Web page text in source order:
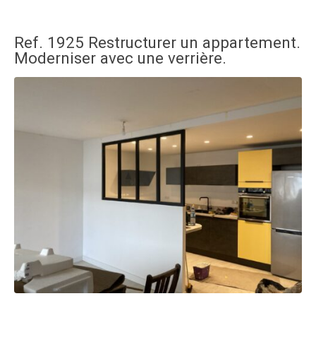
Ref. 1925 Restructurer un appartement.
Moderniser avec une verrière.